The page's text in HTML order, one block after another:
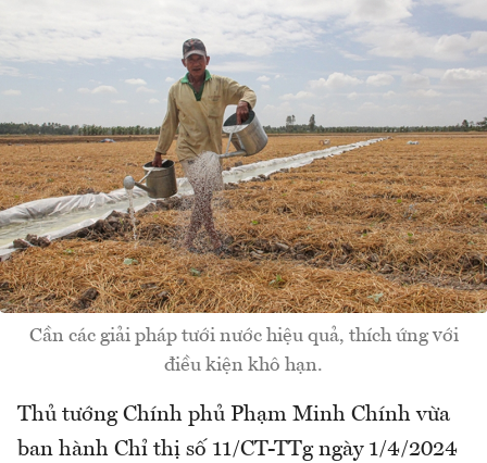
Cần các giải pháp tưới nước hiệu quả, thích ứng với
điều kiện khô hạn.
Thủ tướng Chính phủ Phạm Minh Chính vừa
ban hành Chỉ thị số 11/CT-TTg ngày 1/4/2024